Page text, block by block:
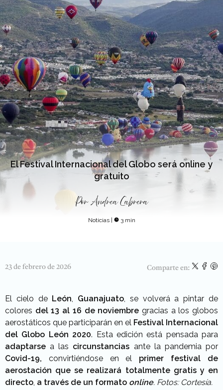
El Festival Internacional del Globo será online y
gratuito
Por Andrea Cabrera
Noticias | 3 min
23 de febrero de 2026 Comparte en:
El cielo de León Guanajuato , se volverá a pintar de
colores del 13 al 16 de noviembre gracias a los globos
aerostáticos que participarán en el Festival Internacional
del Globo León 2020. Esta edición está pensada para
adaptarse a las circunstancias ante la pandemia por
Covid-19, convirtiéndose en el primer festival de
aerostación que se realizará totalmente gratis y en
directo a través de un formato online. Fotos: Cortesía.